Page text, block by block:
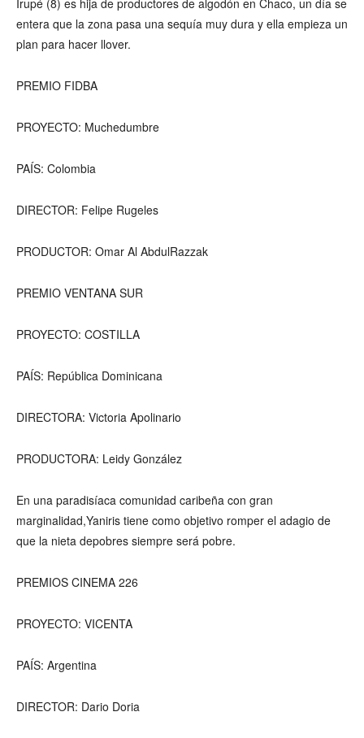
entera que la zona pasa una sequía muy dura y ella empieza un
plan para hacer llover.
PREMIO FIDBA
PROYECTO: Muchedumbre
PAÍS: Colombia
DIRECTOR: Felipe Rugeles
PRODUCTOR: Omar Al AbdulRazzak
PREMIO VENTANA SUR
PROYECTO: COSTILLA
PAÍS: República Dominicana
DIRECTORA: Victoria Apolinario
PRODUCTORA: Leidy González
En una paradisíaca comunidad caribeña con gran
marginalidad,Yaniris tiene como objetivo romper el adagio de
que la nieta depobres siempre será pobre.
PREMIOS CINEMA 226
PROYECTO: VICENTA
PAÍS: Argentina
DIRECTOR: Dario Doria